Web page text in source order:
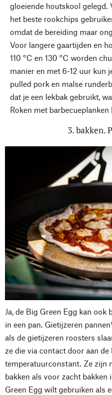
gloeiende houtskool gelegd.
het beste rookchips
omdat de bereiding maar
Voor langere gaartijden en
110 °C en 130 °C worden
manier en met 6-12 uur kun
pulled pork en malse
dat je een lekbak gebruikt,
Roken met barbecueplanken
3. bakken.
Ja, de Big Green Egg kan ook
in een pan. Gietijzeren
als de gietijzeren roosters
ze die via contact door aan
temperatuurconstant. Ze zijn
bakken als voor zacht
Green Egg wilt gebruiken als